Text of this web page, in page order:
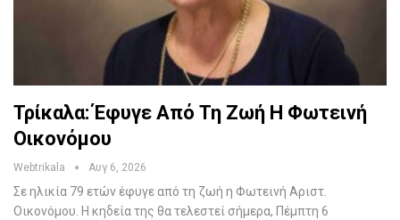
Τρίκαλα: Έφυγε Από Τη Ζωή Η Φωτεινή
Οικονόμου
Webtrikala Αυγ 6, 2026
Σε ηλικία 79 ετών έφυγε από τη ζωή η Φωτεινή Αριστ.
Οικονόμου. Η κηδεία της θα τελεστεί σήμερα, Πέμπτη 6